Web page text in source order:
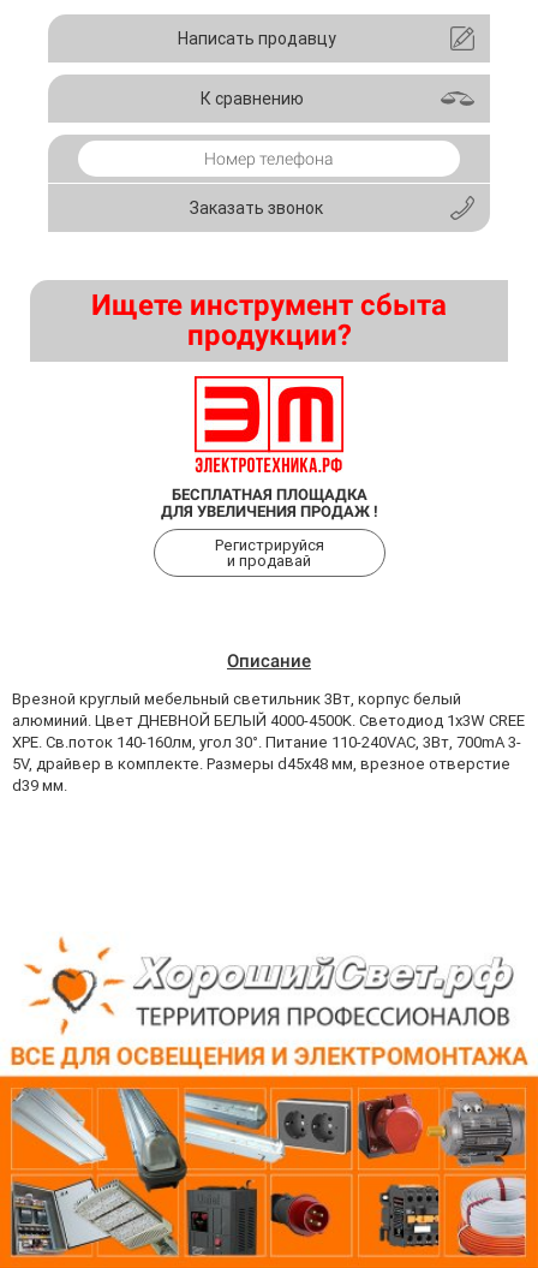
Ищете инструмент сбыта
продукции?
БЕСПЛАТНАЯ ПЛОЩАДКА
ДЛЯ УВЕЛИЧЕНИЯ ПРОДАЖ !
Регистрируйся
и продавай
Написать продавцу
К сравнению
Заказать звонок
Описание
Врезной круглый мебельный светильник 3Вт, корпус белый
алюминий. Цвет ДНЕВНОЙ БЕЛЫЙ 4000-4500K. Светодиод 1х3W CREE
XPE. Св.поток 140-160лм, угол 30°. Питание 110-240VAC, 3Вт, 700mA 3-
5V, драйвер в комплекте. Размеры d45x48 мм, врезное отверстие
d39 мм.